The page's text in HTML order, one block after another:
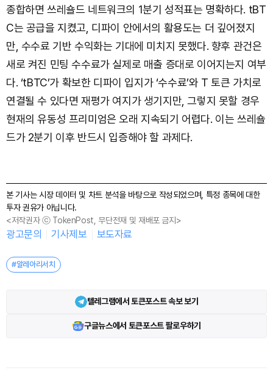
종합하면 쓰레숄드 네트워크의 1분기 성적표는 명확하다. tBT
C는 공급을 지켰고, 디파이 안에서의 활용도는 더 깊어졌지
만, 수수료 기반 수익화는 기대에 미치지 못했다. 향후 관건은
새로 켜진 민팅 수수료가 실제로 매출 증대로 이어지는지 여부
다. ‘tBTC’가 확보한 디파이 입지가 ‘수수료’와 T 토큰 가치로
연결될 수 있다면 재평가 여지가 생기지만, 그렇지 못할 경우
현재의 유동성 프리미엄은 오래 지속되기 어렵다. 이는 쓰레숄
드가 2분기 이후 반드시 입증해야 할 과제다.
본 기사는 시장 데이터 및 차트 분석을 바탕으로 작성되었으며, 특정 종목에 대한
투자 권유가 아닙니다.
<저작권자 ⓒ TokenPost, 무단전재 및 재배포 금지>
광고문의 기사제보 보도자료
#알레아리서치
텔레그램에서 토큰포스트 속보 보기
구글뉴스에서 토큰포스트 팔로우하기